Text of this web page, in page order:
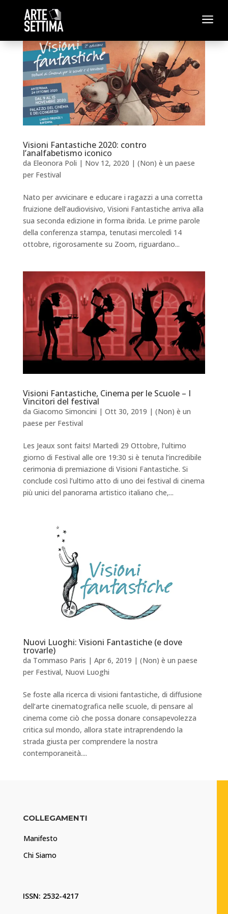
a
Visioni Fantastiche 2020: contro
l’analfabetismo iconico
da Eleonora Poli | Nov 12, 2020 | (Non) è un paese
per Festival
Nato per avvicinare e educare i ragazzi a una corretta
fruizione dell’audiovisivo, Visioni Fantastiche arriva alla
sua seconda edizione in forma ibrida. Le prime parole
della conferenza stampa, tenutasi mercoledì 14
ottobre, rigorosamente su Zoom, riguardano...
Visioni Fantastiche, Cinema per le Scuole – I
Vincitori del festival
da Giacomo Simoncini | Ott 30, 2019 | (Non) è un
paese per Festival
Les Jeaux sont faits! Martedì 29 Ottobre, l’ultimo
giorno di Festival alle ore 19:30 si è tenuta l’incredibile
cerimonia di premiazione di Visioni Fantastiche. Si
conclude così l’ultimo atto di uno dei festival di cinema
più unici del panorama artistico italiano che,...
Nuovi Luoghi: Visioni Fantastiche (e dove
trovarle)
da Tommaso Paris | Apr 6, 2019 | (Non) è un paese
per Festival, Nuovi Luoghi
Se foste alla ricerca di visioni fantastiche, di diffusione
dell’arte cinematografica nelle scuole, di pensare al
cinema come ciò che possa donare consapevolezza
critica sul mondo, allora state intraprendendo la
strada giusta per comprendere la nostra
contemporaneità....
COLLEGAMENTI
Manifesto
Chi Siamo
ISSN: 2532-4217